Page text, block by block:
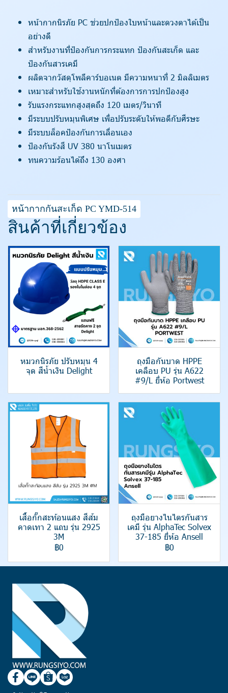
หน้ากากนิรภัย PC ช่วยปกป้องใบหน้าและดวงตาได้เป็น
อย่างดี
สำหรับงานที่ป้องกันการกระแทก ป้องกันสะเก็ด และ
ป้องกันสารเคมี
ผลิตจากวัสดุโพลีคาร์บอเนต มีความหนาที่ 2 มิลลิเมตร
เหมาะสำหรับใช้งานหนักที่ต้องการการปกป้องสูง
รับแรงกระแทกสูงสุดถึง 120 เมตร/วินาที
มีระบบปรับหมุนพิเศษ เพื่อปรับระดับให้พอดีกับศีรษะ
มีระบบล็อคป้องกันการเลื่อนเอง
ป้องกันรังสี UV 380 นาโนเมตร
ทนความร้อนได้ถึง 130 องศา
หน้ากากกันสะเก็ด PC YMD-514
สินค้าที่เกี่ยวข้อง
หมวกนิรภัย ปรับหมุน 4
จุด สีน้ำเงิน Delight
ถุงมือกันบาด HPPE
เคลือบ PU รุ่น A622
#9/L ยี่ห้อ Portwest
เสื้อกั๊กสะท้อนแสง สีส้ม
คาดเทา 2 แถบ รุ่น 2925
3M
฿0
ถุงมือยางไนไตรกันสาร
เคมี รุ่น AlphaTec Solvex
37-185 ยี่ห้อ Ansell
฿0